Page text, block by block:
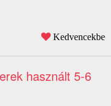
Kedvencekbe
használt 5-6